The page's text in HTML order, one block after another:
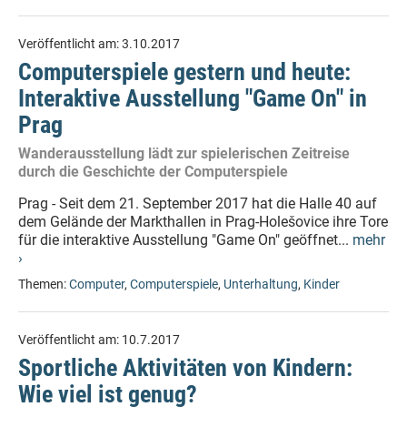
Veröffentlicht am:3.10.2017
Computerspiele gestern und heute:
Interaktive Ausstellung "Game On" in
Prag
Wanderausstellung lädt zur spielerischen Zeitreise
durch die Geschichte der Computerspiele
Prag - Seit dem 21. September 2017 hat die Halle 40 auf
dem Gelände der Markthallen in Prag-Holešovice ihre Tore
für die interaktive Ausstellung "Game On" geöffnet... mehr
›
Themen:Computer, Computerspiele, Unterhaltung, Kinder
Veröffentlicht am: 10.7.2017
Sportliche Aktivitäten von Kindern:
Wie viel ist genug?